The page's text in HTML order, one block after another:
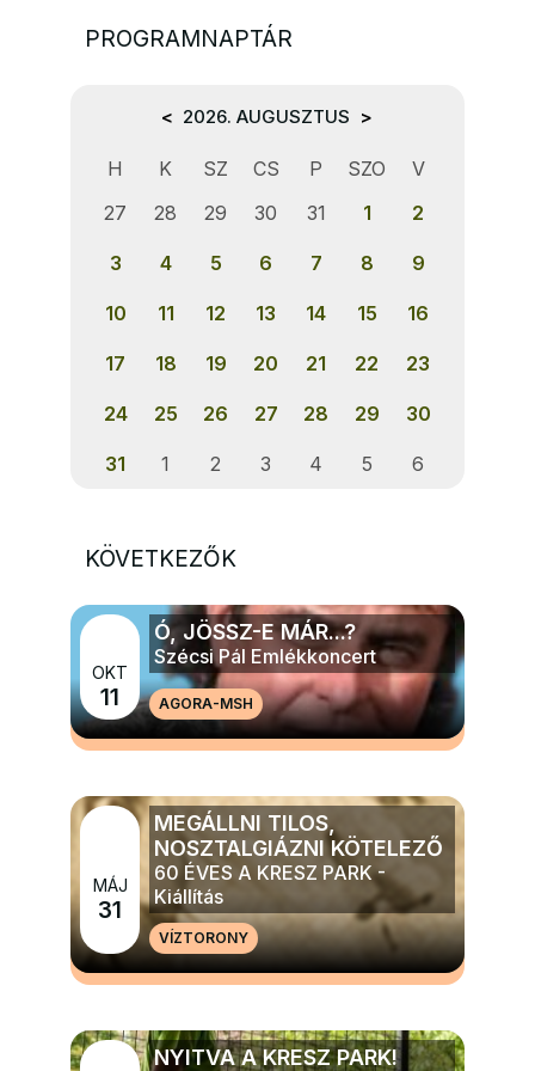
PROGRAMNAPTÁR
< 2026. AUGUSZTUS >
H K SZ CS P SZO
V
27
28 29 30 31 1 2
3 4 5 6 7 8 9
10 11 12 13 14 15 16
17 18 19 20 21 22 23
24 25 26 27 28 29 30
31 1 2 3 4 5 6
KÖVETKEZŐK
OKT
11
Ó, JÖSSZ-E MÁR...?
Szécsi Pál Emlékkoncert
AGORA-MSHMÉG TÖBB ZENE
MÁJ
31
MEGÁLLNI TILOS,
NOSZTALGIÁZNI KÖTELEZŐ
60 ÉVES A KRESZ PARK -
Kiállítás
VÍZTORONY
MÉG TÖBB ELŐADÁS, TÁNC, KIÁLLÍTÁS
NYITVA A KRESZ PARK!